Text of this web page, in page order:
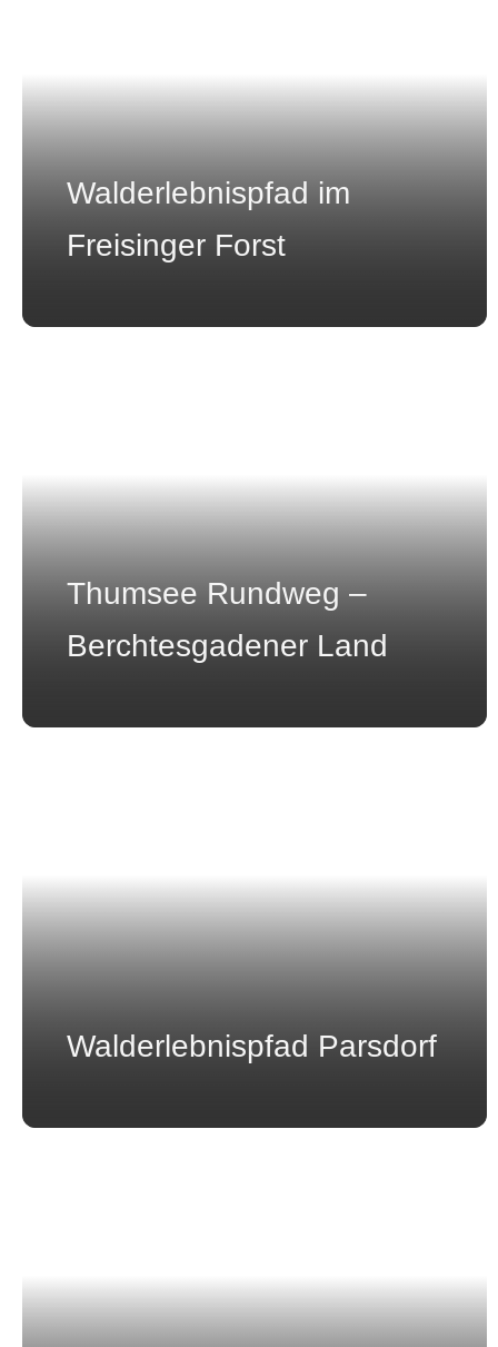
Walderlebnispfad im
Freisinger Forst
Thumsee Rundweg –
Berchtesgadener Land
Walderlebnispfad Parsdorf